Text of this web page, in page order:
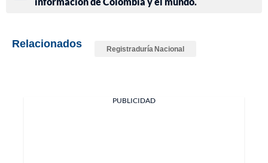
Relacionados Registraduría Nacional
PUBLICIDAD